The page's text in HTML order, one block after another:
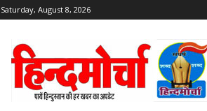
Saturday, August 8, 2026